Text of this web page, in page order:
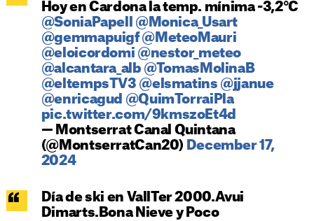
Hoy en Cardona la temp. mínima -3,2°C
@SoniaPapell
@Monica_Usart
@gemmapuigf @MeteoMauri
@eloicordomi @nestor_meteo
@alcantara_alb @TomasMolinaB
@eltempsTV3 @elsmatins @jjanue
@enricagud @QuimTorraiPla
pic.twitter.com/9kmszoEt4d
— Montserrat Canal Quintana
(@MontserratCan20) December 17,
2024
Día de ski en VallTer 2000.Avui
Dimarts.Bona Nieve y Poco